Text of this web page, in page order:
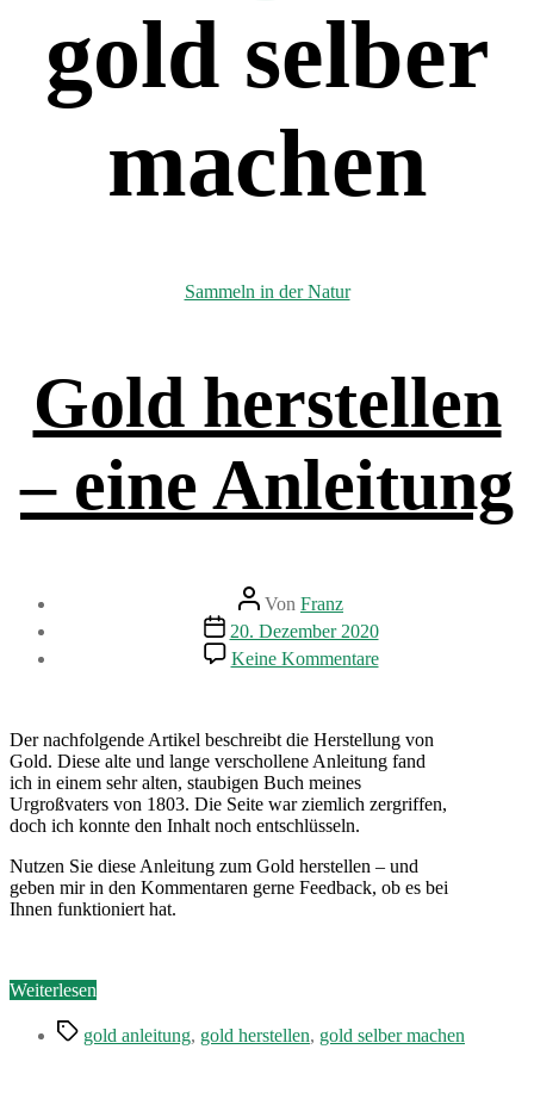
gold selber
machen
Kategorien
Sammeln in der Natur
Gold herstellen
– eine Anleitung
Beitragsautor
Von Franz
Beitragsdatum
20. Dezember 2020
Keine Kommentarezu
Gold
eine
Anleitung
Der nachfolgende Artikel beschreibt die Herstellung von
Gold. Diese alte und lange verschollene Anleitung fand
ich in einem sehr alten, staubigen Buch meines
Urgroßvaters von 1803. Die Seite war ziemlich zergriffen,
doch ich konnte den Inhalt noch entschlüsseln.
Nutzen Sie diese Anleitung zum Gold herstellen – und
geben mir in den Kommentaren gerne Feedback, ob es bei
Ihnen funktioniert hat.
Weiterlesen
–
Schlagwörter
gold anleitung, gold herstellen, gold selber machen